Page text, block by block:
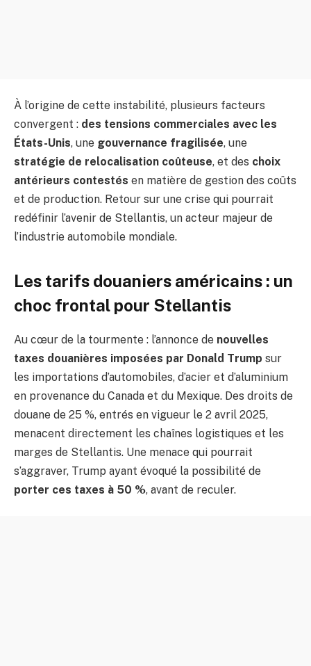
À l’origine de cette instabilité, plusieurs facteurs
convergent : des tensions commerciales avec les
États-Unis, une gouvernance fragilisée, une
stratégie de relocalisation coûteuse, et des choix
antérieurs contestés en matière de gestion des coûts
et de production. Retour sur une crise qui pourrait
redéfinir l’avenir de Stellantis, un acteur majeur de
l’industrie automobile mondiale.
Les tarifs douaniers américains : un
choc frontal pour Stellantis
Au cœur de la tourmente : l’annonce de nouvelles
taxes douanières imposées par Donald Trump sur
les importations d’automobiles, d’acier et d’aluminium
en provenance du Canada et du Mexique. Des droits de
douane de 25 %, entrés en vigueur le 2 avril 2025,
menacent directement les chaînes logistiques et les
marges de Stellantis. Une menace qui pourrait
s’aggraver, Trump ayant évoqué la possibilité de
porter ces taxes à 50 %, avant de reculer.